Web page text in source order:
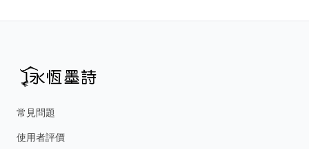
常見問題
使用者評價